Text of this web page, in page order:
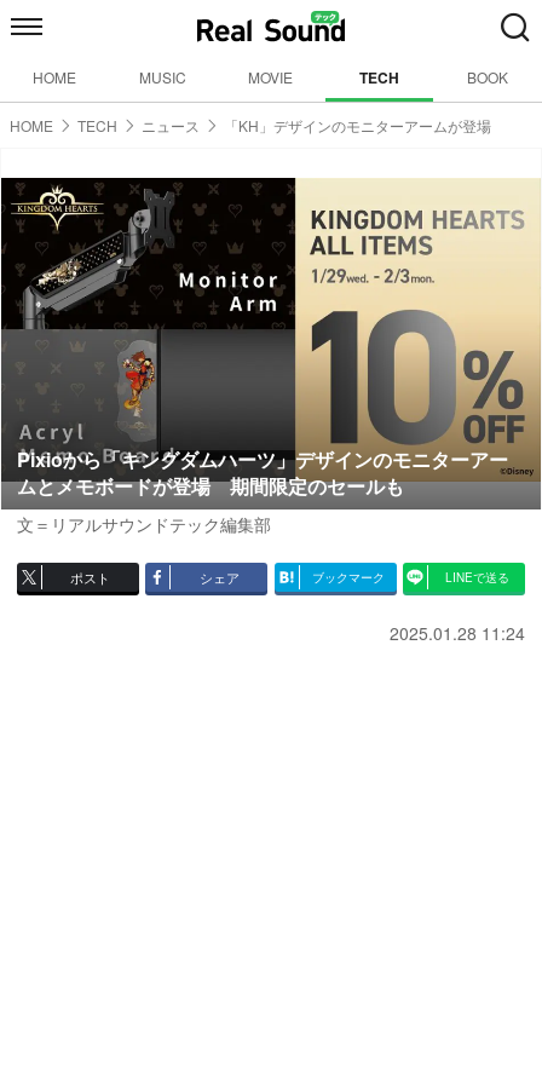
HOME MUSIC MOVIE TECH BOOK
HOME TECH ニュース 「KH」デザインのモニターアームが登場
Pixioから「キングダムハーツ」デザインのモニターアー
ムとメモボードが登場 期間限定のセールも
文＝リアルサウンドテック編集部
ポスト シェア ブックマーク LINEで送る
2025.01.28 11:24